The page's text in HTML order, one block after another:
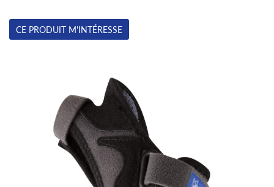
CE PRODUIT M'INTÉRESSE